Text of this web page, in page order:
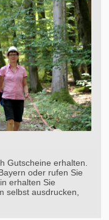
Gutscheine erhalten.
oder rufen Sie
erhalten Sie
selbst ausdrucken,